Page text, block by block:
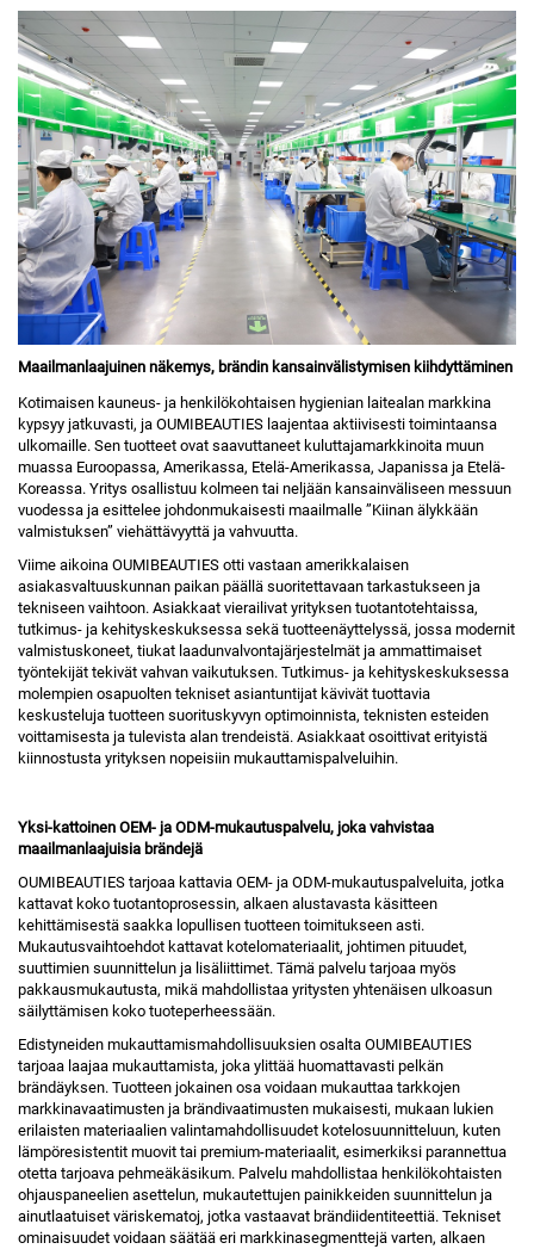
Maailmanlaajuinen näkemys, brändin kansainvälistymisen kiihdyttäminen
Kotimaisen kauneus- ja henkilökohtaisen hygienian laitealan markkina
kypsyy jatkuvasti, ja OUMIBEAUTIES laajentaa aktiivisesti toimintaansa
ulkomaille. Sen tuotteet ovat saavuttaneet kuluttajamarkkinoita muun
muassa Euroopassa, Amerikassa, Etelä-Amerikassa, Japanissa ja Etelä-
Koreassa. Yritys osallistuu kolmeen tai neljään kansainväliseen messuun
vuodessa ja esittelee johdonmukaisesti maailmalle ”Kiinan älykkään
valmistuksen” viehättävyyttä ja vahvuutta.
Viime aikoina OUMIBEAUTIES otti vastaan amerikkalaisen
asiakasvaltuuskunnan paikan päällä suoritettavaan tarkastukseen ja
tekniseen vaihtoon. Asiakkaat vierailivat yrityksen tuotantotehtaissa,
tutkimus- ja kehityskeskuksessa sekä tuotteenäyttelyssä, jossa modernit
valmistuskoneet, tiukat laadunvalvontajärjestelmät ja ammattimaiset
työntekijät tekivät vahvan vaikutuksen. Tutkimus- ja kehityskeskuksessa
molempien osapuolten tekniset asiantuntijat kävivät tuottavia
keskusteluja tuotteen suorituskyvyn optimoinnista, teknisten esteiden
voittamisesta ja tulevista alan trendeistä. Asiakkaat osoittivat erityistä
kiinnostusta yrityksen nopeisiin mukauttamispalveluihin.
Yksi-kattoinen OEM- ja ODM-mukautuspalvelu, joka vahvistaa
maailmanlaajuisia brändejä
OUMIBEAUTIES tarjoaa kattavia OEM- ja ODM-mukautuspalveluita, jotka
kattavat koko tuotantoprosessin, alkaen alustavasta käsitteen
kehittämisestä saakka lopullisen tuotteen toimitukseen asti.
Mukautusvaihtoehdot kattavat kotelomateriaalit, johtimen pituudet,
suuttimien suunnittelun ja lisäliittimet. Tämä palvelu tarjoaa myös
pakkausmukautusta, mikä mahdollistaa yritysten yhtenäisen ulkoasun
säilyttämisen koko tuoteperheessään.
Edistyneiden mukauttamismahdollisuuksien osalta OUMIBEAUTIES
tarjoaa laajaa mukauttamista, joka ylittää huomattavasti pelkän
brändäyksen. Tuotteen jokainen osa voidaan mukauttaa tarkkojen
markkinavaatimusten ja brändivaatimusten mukaisesti, mukaan lukien
erilaisten materiaalien valintamahdollisuudet kotelosuunnitteluun, kuten
lämpöresistentit muovit tai premium-materiaalit, esimerkiksi parannettua
otetta tarjoava pehmeäkäsikum. Palvelu mahdollistaa henkilökohtaisten
ohjauspaneelien asettelun, mukautettujen painikkeiden suunnittelun ja
ainutlaatuiset väriskematoj, jotka vastaavat brändiidentiteettiä. Tekniset
ominaisuudet voidaan säätää eri markkinasegmenttejä varten, alkaen